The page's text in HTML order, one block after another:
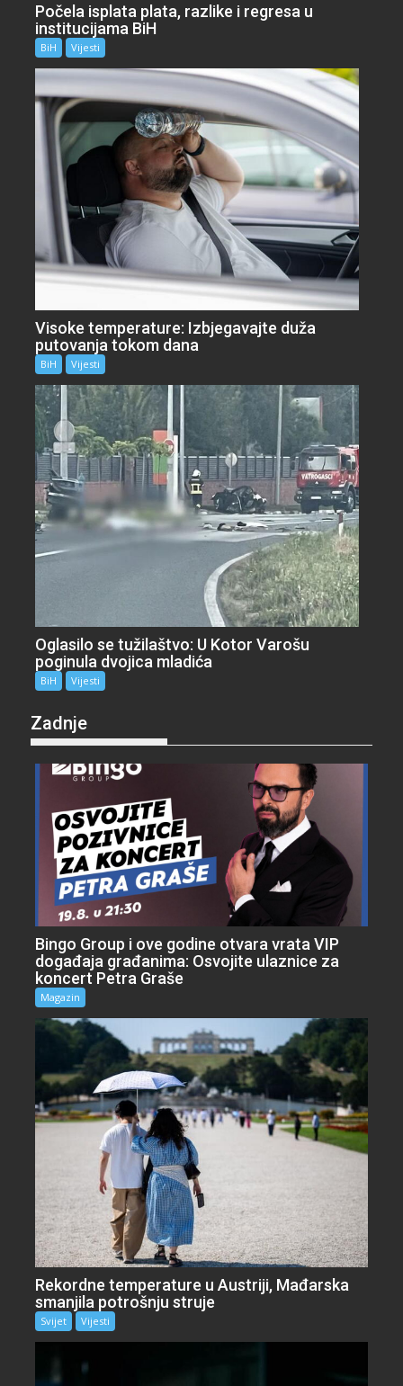
Počela isplata plata, razlike i regresa u
institucijama BiH
BiH Vijesti
Visoke temperature: Izbjegavajte duža
putovanja tokom dana
BiH Vijesti
Oglasilo se tužilaštvo: U Kotor Varošu
poginula dvojica mladića
BiH Vijesti
Zadnje
Bingo Group i ove godine otvara vrata VIP
događaja građanima: Osvojite ulaznice za
koncert Petra Graše
Magazin
Rekordne temperature u Austriji, Mađarska
smanjila potrošnju struje
Svijet Vijesti